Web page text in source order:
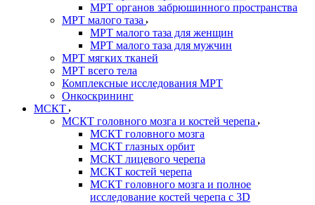
МРТ органов забрюшинного пространства
МРТ малого таза
МРТ малого таза для женщин
МРТ малого таза для мужчин
МРТ мягких тканей
МРТ всего тела
Комплексные исследования МРТ
Онкоскрининг
МСКТ
МСКТ головного мозга и костей черепа
МСКТ головного мозга
МСКТ глазных орбит
МСКТ лицевого черепа
МСКТ костей черепа
МСКТ головного мозга и полное
исследование костей черепа с 3D